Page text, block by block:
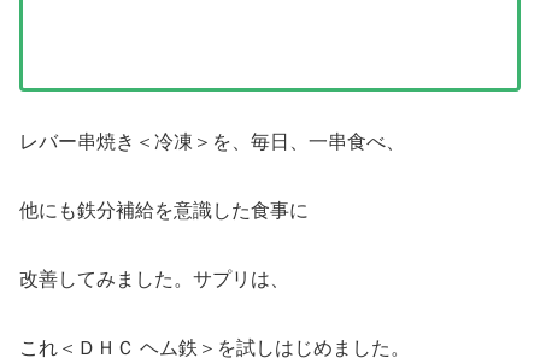
レバー串焼き＜冷凍＞を、毎日、一串食べ、
他にも鉄分補給を意識した食事に
改善してみました。サプリは、
これ＜ＤＨＣ ヘム鉄＞を試しはじめました。